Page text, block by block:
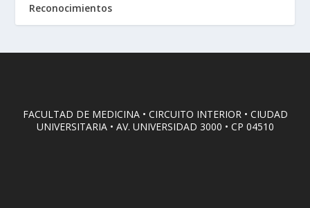
Reconocimientos
FACULTAD DE MEDICINA • CIRCUITO INTERIOR • CIUDAD
UNIVERSITARIA • AV. UNIVERSIDAD 3000 • CP 04510